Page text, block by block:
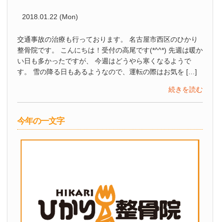
2018.01.22 (Mon)
交通事故の治療も行っております。 名古屋市西区のひかり
整骨院です。 こんにちは！受付の高尾です(*^^*) 先週は暖か
い日も多かったですが、 今週はどうやら寒くなるようで
す。 雪の降る日もあるようなので、運転の際はお気を […]
続きを読む
今年の一文字